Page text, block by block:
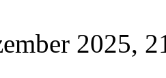
2025,